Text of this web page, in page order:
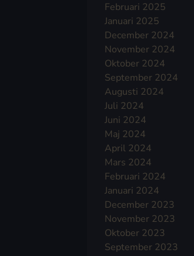
Februari 2025
Januari 2025
December 2024
November 2024
Oktober 2024
September 2024
Augusti 2024
Juli 2024
Juni 2024
Maj 2024
April 2024
Mars 2024
Februari 2024
Januari 2024
December 2023
November 2023
Oktober 2023
September 2023